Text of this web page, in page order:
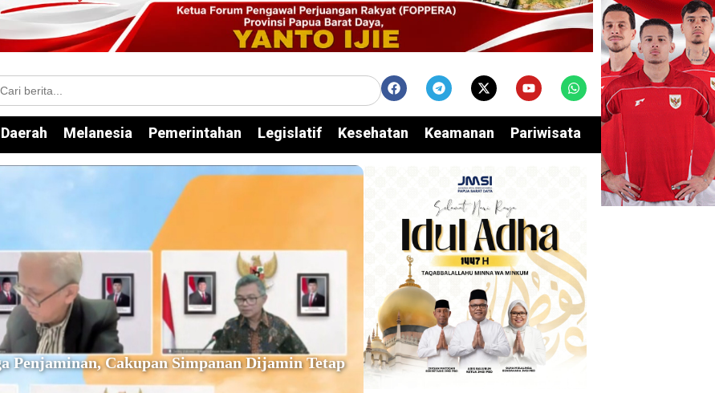
Daerah Melanesia Pemerintahan Legislatif Kesehatan Keamanan Pariwisata Edukasi
Penjaminan, Cakupan Simpanan Dijamin Tetap